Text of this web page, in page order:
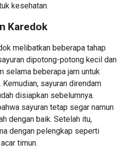
kesehatan.
Karedok
melibatkan beberapa tahap
dipotong-potong kecil dan
selama beberapa jam untuk
sayuran direndam
disiapkan sebelumnya.
sayuran tetap segar namun
dengan baik. Setelah itu,
dengan pelengkap seperti
timun.